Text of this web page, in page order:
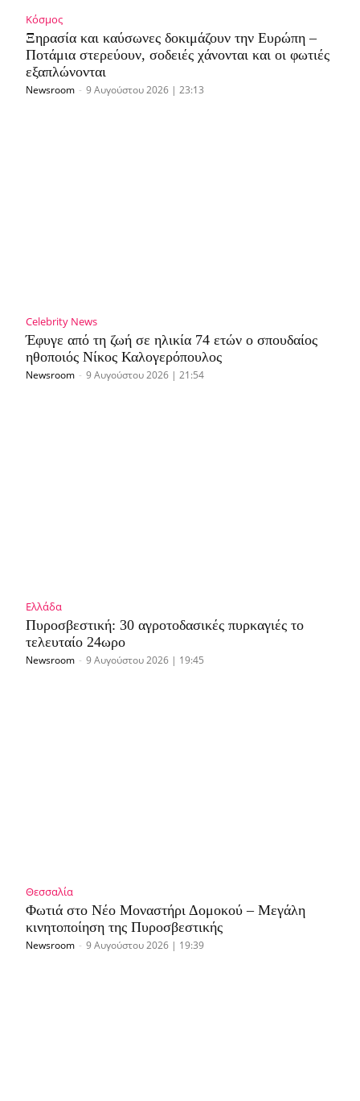
Κόσμος
Ξηρασία και καύσωνες δοκιμάζουν την Ευρώπη –
Ποτάμια στερεύουν, σοδειές χάνονται και οι φωτιές
εξαπλώνονται
Newsroom - 9 Αυγούστου 2026 | 23:13
Celebrity News
Έφυγε από τη ζωή σε ηλικία 74 ετών ο σπουδαίος
ηθοποιός Νίκος Καλογερόπουλος
Newsroom - 9 Αυγούστου 2026 | 21:54
Ελλάδα
Πυροσβεστική: 30 αγροτοδασικές πυρκαγιές το
τελευταίο 24ωρο
Newsroom - 9 Αυγούστου 2026 | 19:45
Θεσσαλία
Φωτιά στο Νέο Μοναστήρι Δομοκού – Μεγάλη
κινητοποίηση της Πυροσβεστικής
Newsroom - 9 Αυγούστου 2026 | 19:39